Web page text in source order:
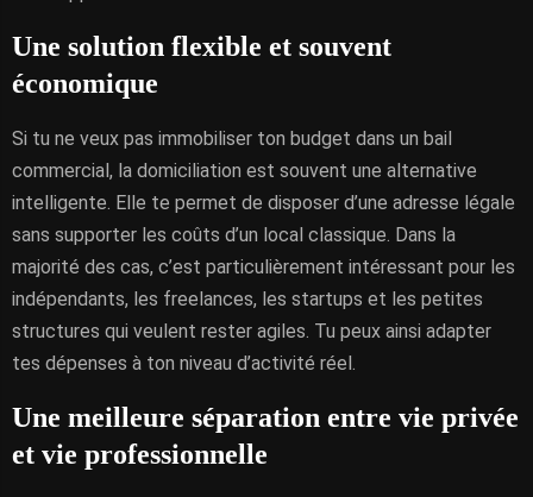
Une solution flexible et souvent
économique
Si tu ne veux pas immobiliser ton budget dans un bail
commercial, la domiciliation est souvent une alternative
intelligente. Elle te permet de disposer d’une adresse légale
sans supporter les coûts d’un local classique. Dans la
majorité des cas, c’est particulièrement intéressant pour les
indépendants, les freelances, les startups et les petites
structures qui veulent rester agiles. Tu peux ainsi adapter
tes dépenses à ton niveau d’activité réel.
Une meilleure séparation entre vie privée
et vie professionnelle